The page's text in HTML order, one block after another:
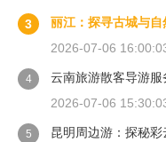
3
丽江：探寻古城与
2026-07-06
4
云南旅游散客导游
2026-07-06
5 昆明周边游：探秘